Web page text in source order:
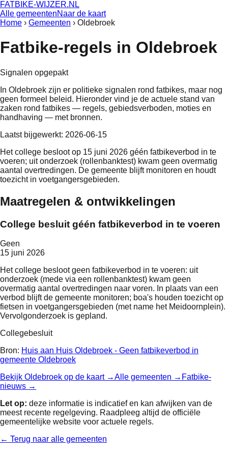
FATBIKE-WIJZER.NL
Alle gemeentenNaar de kaart
Home › Gemeenten › Oldebroek
Fatbike-regels in Oldebroek
Signalen opgepakt
In Oldebroek zijn er politieke signalen rond fatbikes, maar nog
geen formeel beleid. Hieronder vind je de actuele stand van
zaken rond fatbikes — regels, gebiedsverboden, moties en
handhaving — met bronnen.
Laatst bijgewerkt: 2026-06-15
Het college besloot op 15 juni 2026 géén fatbikeverbod in te
voeren; uit onderzoek (rollenbanktest) kwam geen overmatig
aantal overtredingen. De gemeente blijft monitoren en houdt
toezicht in voetgangersgebieden.
Maatregelen & ontwikkelingen
College besluit géén fatbikeverbod in te voeren
Geen
15 juni 2026
Het college besloot geen fatbikeverbod in te voeren: uit
onderzoek (mede via een rollenbanktest) kwam geen
overmatig aantal overtredingen naar voren. In plaats van een
verbod blijft de gemeente monitoren; boa's houden toezicht op
fietsen in voetgangersgebieden (met name het Meidoornplein).
Vervolgonderzoek is gepland.
Collegebesluit
Bron: Huis aan Huis Oldebroek - Geen fatbikeverbod in
gemeente Oldebroek
Bekijk Oldebroek op de kaart →Alle gemeenten → Fatbike-
nieuws →
Let op: deze informatie is indicatief en kan afwijken van de
meest recente regelgeving. Raadpleeg altijd de officiële
gemeentelijke website voor actuele regels.
← Terug naar alle gemeenten